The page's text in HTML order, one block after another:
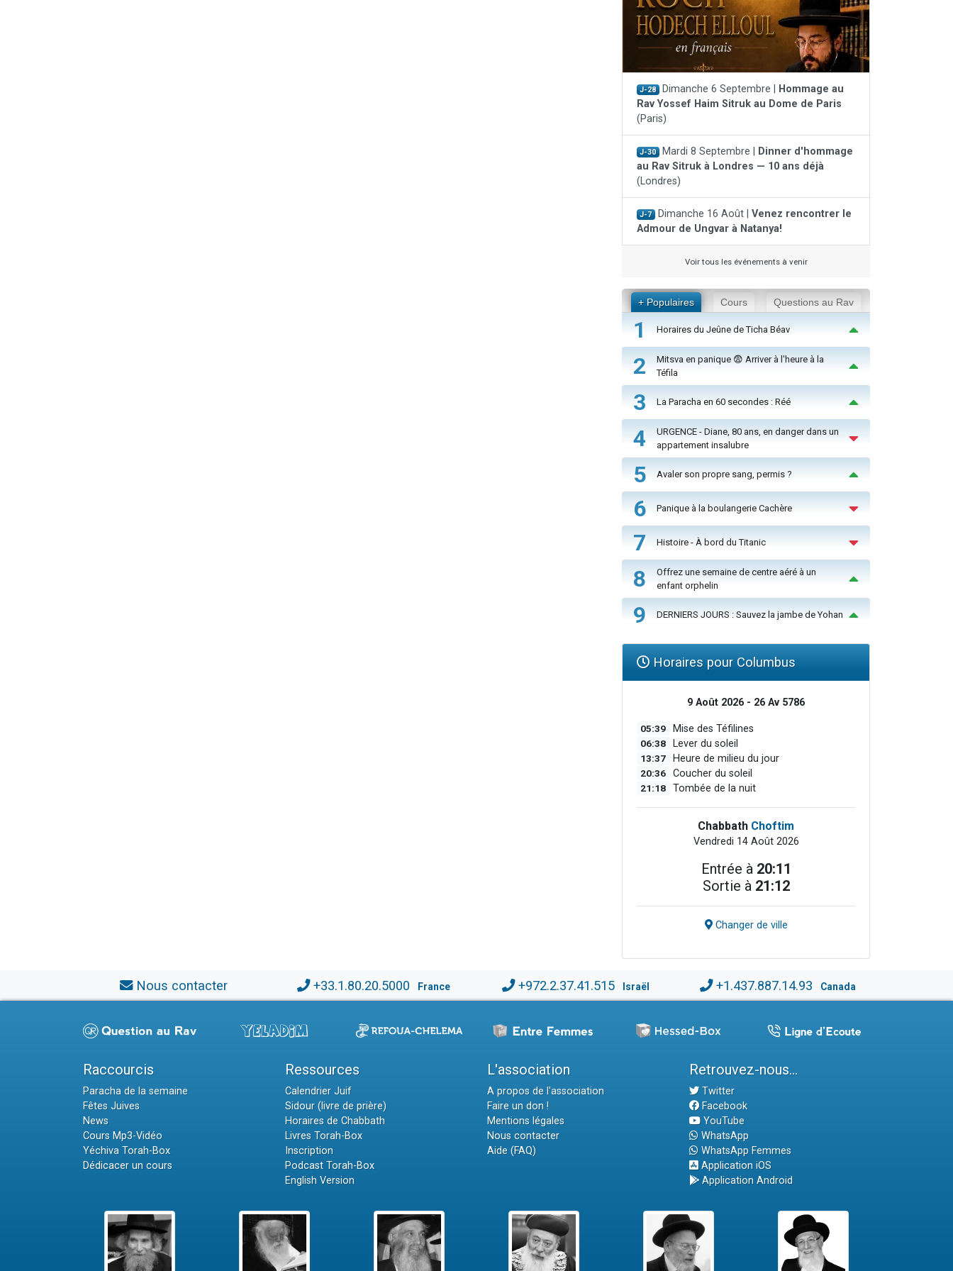
J-28 Dimanche 6 Septembre |
Hommage au
Rav Yossef Haim Sitruk au Dome de Paris
(Paris)
J-30 Mardi 8 Septembre |
Dinner d'hommage
au Rav Sitruk à Londres — 10 ans déjà
(Londres)
J-7 Dimanche 16 Août | Venez rencontrer le
Admour de Ungvar à Natanya!
Voir tous les événements à venir
+ Populaires Cours Questions au Rav
1 Horaires du Jeûne de Ticha Béav
2
Mitsva en panique 😨 Arriver à l'heure à la
Téfila
3 La Paracha en 60 secondes : Réé
4
URGENCE - Diane, 80 ans, en danger dans un
appartement insalubre
5 Avaler son propre sang, permis ?
6 Panique à la boulangerie Cachère
7 Histoire - À bord du Titanic
8
Offrez une semaine de centre aéré à un
enfant orphelin
9 DERNIERS JOURS : Sauvez la jambe de Yohan
Horaires pour Columbus
9 Août 2026 - 26 Av 5786
05:39 Mise des Téfilines
06:38 Lever du soleil
13:37 Heure de milieu du jour
20:36 Coucher du soleil
21:18 Tombée de la nuit
Chabbath Choftim
Vendredi 14 Août 2026
Entrée à 20:11
Sortie à 21:12
Changer de ville
Nous contacter +33.1.80.20.5000 France +972.2.37.41.515 Israël +1.437.887.14.93 Canada
Raccourcis
Paracha de la semaine
Fêtes Juives
News
Cours Mp3-Vidéo
Yéchiva Torah-Box
Dédicacer un cours
Ressources
Calendrier Juif
Sidour (livre de prière)
Horaires de Chabbath
Livres Torah-Box
Inscription
Podcast Torah-Box
English Version
L'association
A propos de l'association
Faire un don !
Mentions légales
Nous contacter
Aide (FAQ)
Retrouvez-nous...
Twitter
Facebook
YouTube
WhatsApp
WhatsApp Femmes
Application iOS
Application Android